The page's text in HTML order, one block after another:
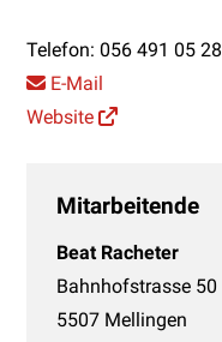
Telefon:056 491 05 28
E-Mail
Website
Mitarbeitende
Beat Racheter
Bahnhofstrasse 50
5507 Mellingen